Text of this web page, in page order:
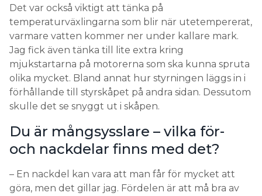
Det var också viktigt att tänka på
temperaturväxlingarna som blir när utetempererat,
varmare vatten kommer ner under kallare mark.
Jag fick även tänka till lite extra kring
mjukstartarna på motorerna som ska kunna spruta
olika mycket. Bland annat hur styrningen läggs in i
förhållande till styrskåpet på andra sidan. Dessutom
skulle det se snyggt ut i skåpen.
Du är mångsysslare – vilka för-
och nackdelar finns med det?
– En nackdel kan vara att man får för mycket att
göra, men det gillar jag. Fördelen är att må bra av